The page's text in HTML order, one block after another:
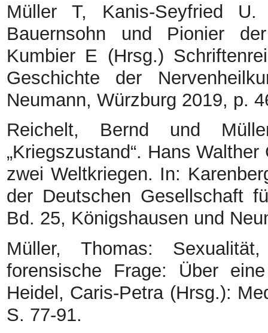
Müller T, Kanis-Seyfried
Bauernsohn und Pionier
Kumbier E (Hrsg.)
Geschichte der
Neumann, Würzburg 2019, p.
Reichelt, Bernd und
„Kriegszustand“. Hans
zwei Weltkriegen. In:
der Deutschen Gesellschaft
Bd. 25, Königshausen und
Müller, Thomas:
forensische Frage: Über
Heidel, Caris-Petra (Hrsg.):
S. 77-91.